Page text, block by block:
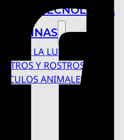
Y TECNOLOGÍA
BAJO LA LUPA
RASTROS Y ROSTROS
ANIMALES